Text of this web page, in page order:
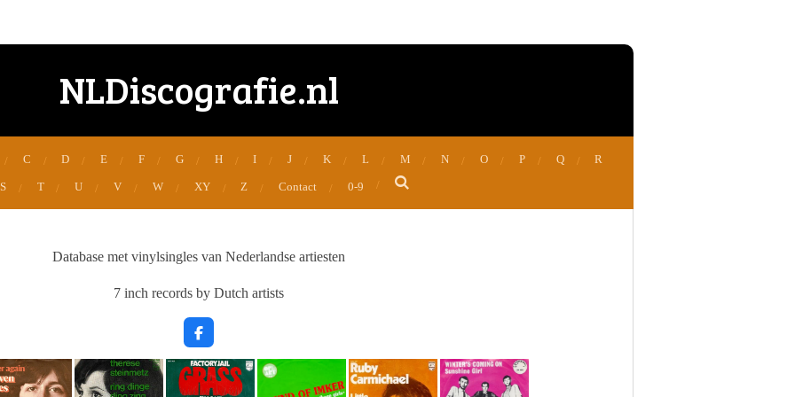
NLDiscografie.nl
C D E F G H I J K L M N O P Q R
S T U V W XY Z Contact 0-9
Database met vinylsingles van Nederlandse artiesten
7 inch records by Dutch artists
F
a
c
e
b